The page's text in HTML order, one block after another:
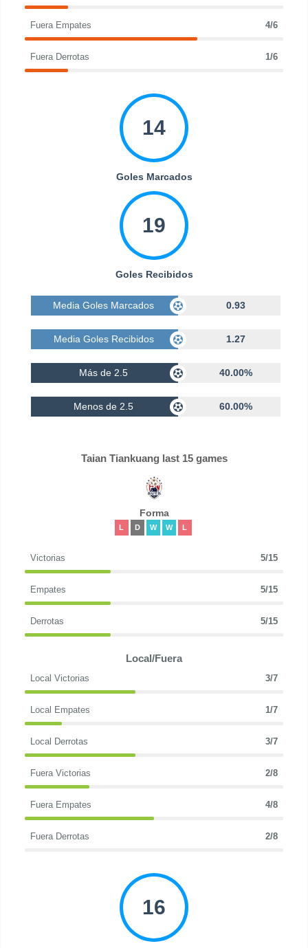
Fuera Empates 4/6
Fuera Derrotas 1/6
14
Goles Marcados
19
Goles Recibidos
Media Goles Marcados 0.93
Media Goles Recibidos 1.27
Más de 2.5 40.00%
Menos de 2.5 60.00%
Taian Tiankuang last 15 games
Forma
L D W W L
Victorias 5/15
Empates 5/15
Derrotas 5/15
Local/Fuera
Local Victorias 3/7
Local Empates 1/7
Local Derrotas 3/7
Fuera Victorias 2/8
Fuera Empates 4/8
Fuera Derrotas 2/8
16